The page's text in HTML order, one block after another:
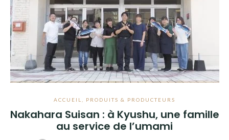
ACCUEIL PRODUITS & PRODUCTEURS
Nakahara Suisan : à Kyushu, une famille
au service de l’umami